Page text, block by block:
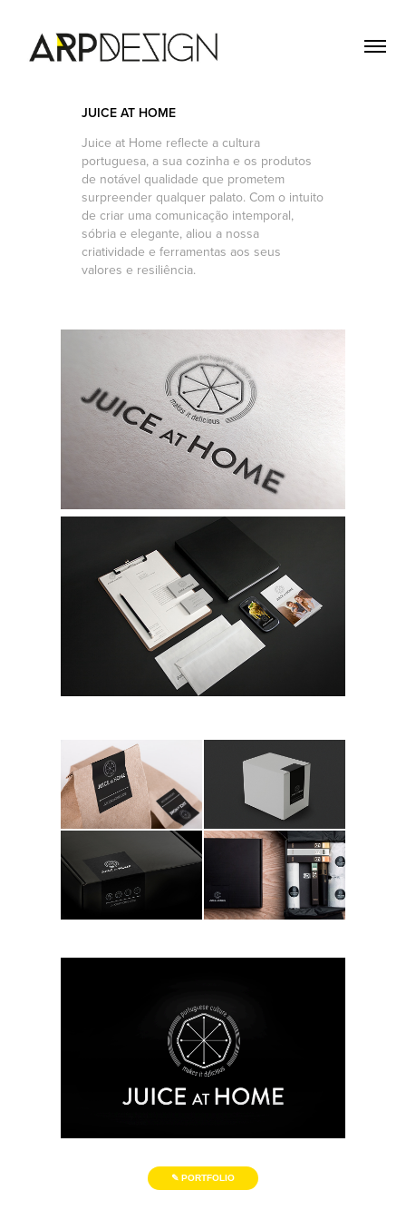
JUICE AT HOME
Juice at Home reflecte a cultura
portuguesa, a sua cozinha e os produtos
de notável qualidade que prometem
surpreender qualquer palato. Com o intuito
de criar uma comunicação intemporal,
sóbria e elegante, aliou a nossa
criatividade e ferramentas aos seus
valores e resiliência.
✎ PORTFOLIO